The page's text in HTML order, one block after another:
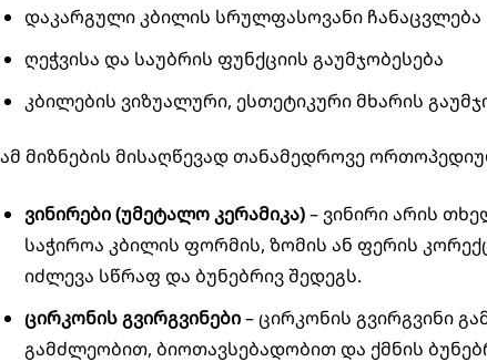
დაკარგული კბილის სრულფასოვანი ჩანაცვლება
ღეჭვისა და საუბრის ფუნქციის გაუმჯობესება
კბილების ვიზუალური, ესთეტიკური მხარის
ამ მიზნების მისაღწევად თანამედროვე
ვინირები (უმეტალო კერამიკა)– ვინირი არის
საჭიროა კბილის ფორმის, ზომის ან ფერის
იძლევა სწრაფ და ბუნებრივ შედეგს.
ცირკონის გვირგვინები– ცირკონის გვირგვინი
გამძლეობით, ბიოთავსებადობით და ქმნის